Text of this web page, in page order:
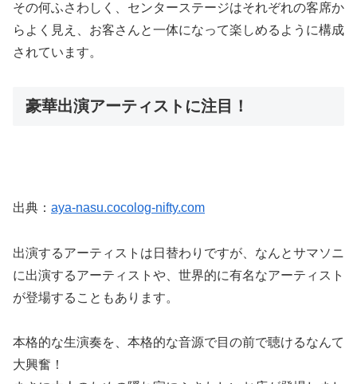
その何ふさわしく、センターステージはそれぞれの客席か
らよく見え、お客さんと一体になって楽しめるように構成
されています。
豪華出演アーティストに注目！
出典： aya-nasu.cocolog-nifty.com
出演するアーティストは日替わりですが、なんとサマソニ
に出演するアーティストや、世界的に有名なアーティスト
が登場することもあります。
本格的な生演奏を、本格的な音源で目の前で聴けるなんて
大興奮！